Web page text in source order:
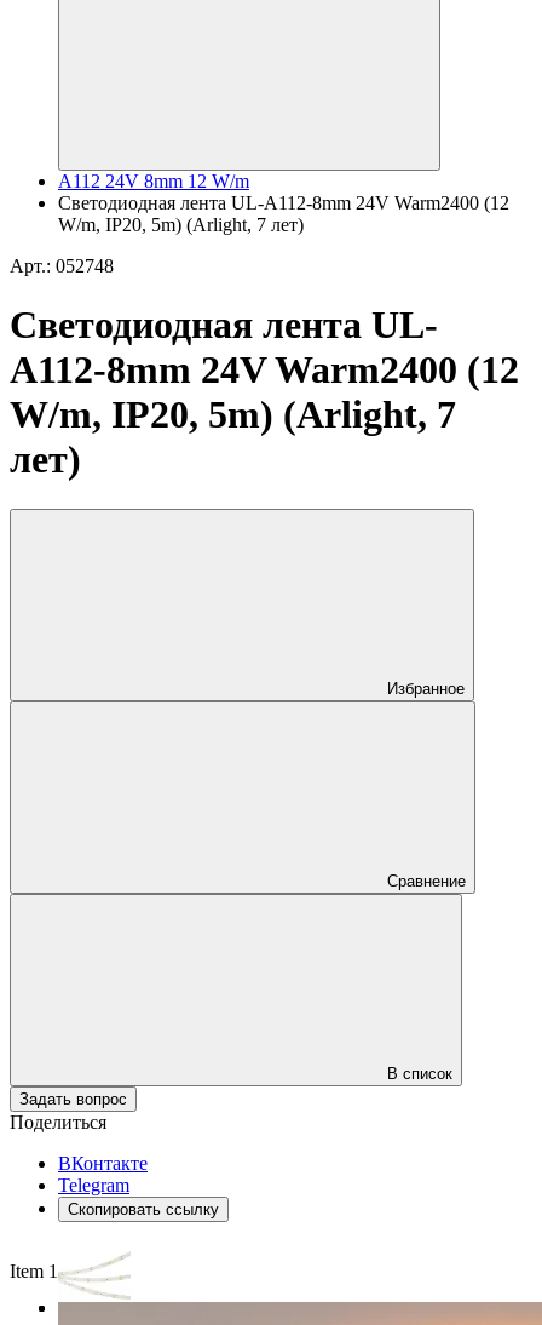
A112 24V 8mm 12 W/m
Светодиодная лента UL-A112-8mm 24V Warm2400 (12
W/m, IP20, 5m) (Arlight, 7 лет)
Арт.: 052748
Светодиодная лента UL-
A112-8mm 24V Warm2400 (12
W/m, IP20, 5m) (Arlight, 7
лет)
Избранное
Сравнение
В список
Задать вопрос
Поделиться
ВКонтакте
Telegram
Скопировать ссылку
Item 1 of 3